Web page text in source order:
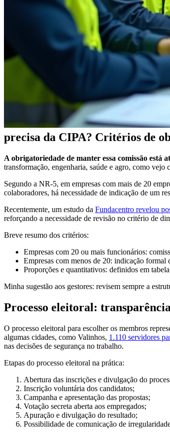
precisa da CIPA? Critérios de
A obrigatoriedade de manter essa comissão está
transformação, engenharia, saúde e agro, como vejo
Segundo a NR-5, em empresas com mais de 20
colaboradores, há necessidade de indicação de um
Recentemente, um estudo da Fundacentro revelou
reforçando a necessidade de revisão no critério de
Breve resumo dos critérios:
Empresas com 20 ou mais funcionários:
Empresas com menos de 20: indicação formal
Proporções e quantitativos: definidos em
Minha sugestão aos gestores: revisem sempre a
Processo eleitoral:
O processo eleitoral para escolher os membros
algumas cidades, como Valinhos, 1.110 servidores
nas decisões de segurança no trabalho.
Etapas do processo eleitoral na prática:
Abertura das inscrições e divulgação do
Inscrição voluntária dos candidatos;
Campanha e apresentação das propostas;
Votação secreta aberta aos empregados;
Apuração e divulgação do resultado;
Possibilidade de comunicação de